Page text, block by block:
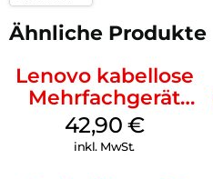
Ähnliche Produkte
Lenovo kabellose
Mehrfachgerät
Luna Grey
42,90 €
inkl. MwSt.